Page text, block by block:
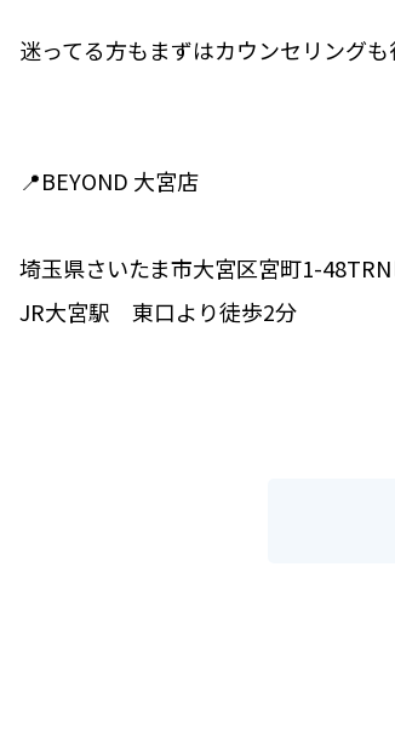
迷ってる方もまずはカウンセリング
📍BEYOND 大宮店⁣
埼玉県さいたま市大宮区宮町1-
JR大宮駅 東口より徒歩2分⁣